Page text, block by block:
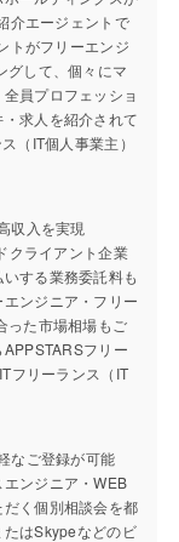
介エージェントで
トがフリーエンジ
グして、個々にマ
員プロフェッショ
求人を紹介されて
（IT個人事業主）
収入を実現
クライアント企業
する業務委託料も
ンジニア・フリー
った市場相場もご
フリー
フリーランス（IT
なご登録が可能
ンジニア・WEB
く個別相談会を都
はSkypeなどのビ